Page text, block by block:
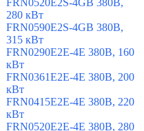
FRN0520E2S-4GB 380В,
280 кВт
FRN0590E2S-4GB 380В,
315 кВт
FRN0290E2E-4E 380В, 160
кВт
FRN0361E2E-4E 380В, 200
кВт
FRN0415E2E-4E 380В, 220
кВт
FRN0520E2E-4E 380В, 280